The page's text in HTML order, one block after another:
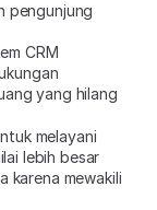
pengunjung
CRM
yang hilang
melayani
lebih besar
karena mewakili